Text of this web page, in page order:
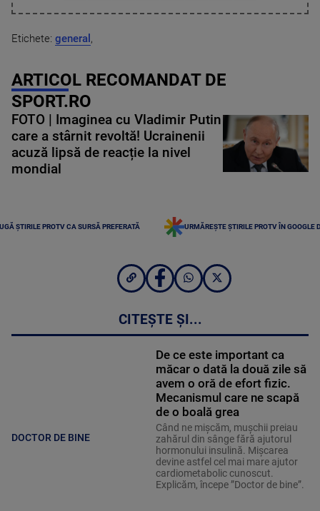
Etichete: general ,
ARTICOL RECOMANDAT DE
SPORT.RO
FOTO | Imaginea cu Vladimir Putin
care a stârnit revoltă! Ucrainenii
acuză lipsă de reacție la nivel
mondial
ȘTIRILE PROTV CA SURSĂ PREFERATĂ URMĂREȘTE ȘTIRILE PROTV ÎN GOOGLE
CITEȘTE ȘI...
DOCTOR DE BINE
De ce este important ca
măcar o dată la două zile să
avem o oră de efort fizic.
Mecanismul care ne scapă
de o boală grea
Când ne mișcăm, mușchii preiau
zahărul din sânge fără ajutorul
hormonului insulină. Mișcarea
devine astfel cel mai mare ajutor
cardiometabolic cunoscut.
Explicăm, începe ”Doctor de bine”.